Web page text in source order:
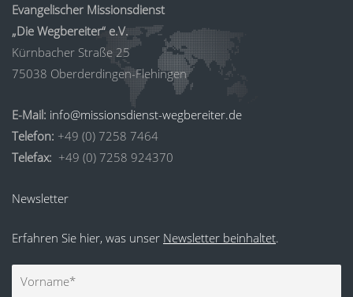
Evangelischer Missionsdienst
„Die Wegbereiter“ e.V.
Kürnbacher Straße 25
75038 Oberderdingen-Flehingen
E-Mail: info@missionsdienst-wegbereiter.de
Telefon: +49 (0) 7258 7464
Telefax: +49 (0) 7258 924370
Newsletter
Erfahren Sie hier, was unser Newsletter beinhaltet.
Vorname